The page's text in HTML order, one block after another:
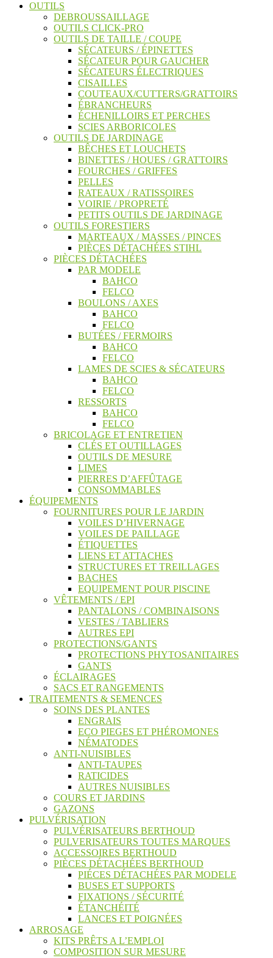
OUTILS
DEBROUSSAILLAGE
OUTILS CLICK-PRO
OUTILS DE TAILLE / COUPE
SÉCATEURS / ÉPINETTES
SÉCATEUR POUR GAUCHER
SÉCATEURS ÉLECTRIQUES
CISAILLES
COUTEAUX/CUTTERS/GRATTOIRS
ÉBRANCHEURS
ÉCHENILLOIRS ET PERCHES
SCIES ARBORICOLES
OUTILS DE JARDINAGE
BÊCHES ET LOUCHETS
BINETTES / HOUES / GRATTOIRS
FOURCHES / GRIFFES
PELLES
RATEAUX / RATISSOIRES
VOIRIE / PROPRETÉ
PETITS OUTILS DE JARDINAGE
OUTILS FORESTIERS
MARTEAUX / MASSES / PINCES
PIÈCES DÉTACHÉES STIHL
PIÈCES DÉTACHÉES
PAR MODELE
BAHCO
FELCO
BOULONS / AXES
BAHCO
FELCO
BUTÉES / FERMOIRS
BAHCO
FELCO
LAMES DE SCIES & SÉCATEURS
BAHCO
FELCO
RESSORTS
BAHCO
FELCO
BRICOLAGE ET ENTRETIEN
CLÉS ET OUTILLAGES
OUTILS DE MESURE
LIMES
PIERRES D’AFFÛTAGE
CONSOMMABLES
ÉQUIPEMENTS
FOURNITURES POUR LE JARDIN
VOILES D’HIVERNAGE
VOILES DE PAILLAGE
ÉTIQUETTES
LIENS ET ATTACHES
STRUCTURES ET TREILLAGES
BACHES
EQUIPEMENT POUR PISCINE
VÊTEMENTS / EPI
PANTALONS / COMBINAISONS
VESTES / TABLIERS
AUTRES EPI
PROTECTIONS/GANTS
PROTECTIONS PHYTOSANITAIRES
GANTS
ÉCLAIRAGES
SACS ET RANGEMENTS
TRAITEMENTS & SEMENCES
SOINS DES PLANTES
ENGRAIS
ECO PIEGES ET PHÉROMONES
NÉMATODES
ANTI-NUISIBLES
ANTI-TAUPES
RATICIDES
AUTRES NUISIBLES
COURS ET JARDINS
GAZONS
PULVÉRISATION
PULVÉRISATEURS BERTHOUD
PULVERISATEURS TOUTES MARQUES
ACCESSOIRES BERTHOUD
PIÈCES DÉTACHÉES BERTHOUD
PIÉCES DÉTACHÉES PAR MODELE
BUSES ET SUPPORTS
FIXATIONS / SÉCURITÉ
ÉTANCHÉITÉ
LANCES ET POIGNÉES
ARROSAGE
KITS PRÊTS A L’EMPLOI
COMPOSITION SUR MESURE